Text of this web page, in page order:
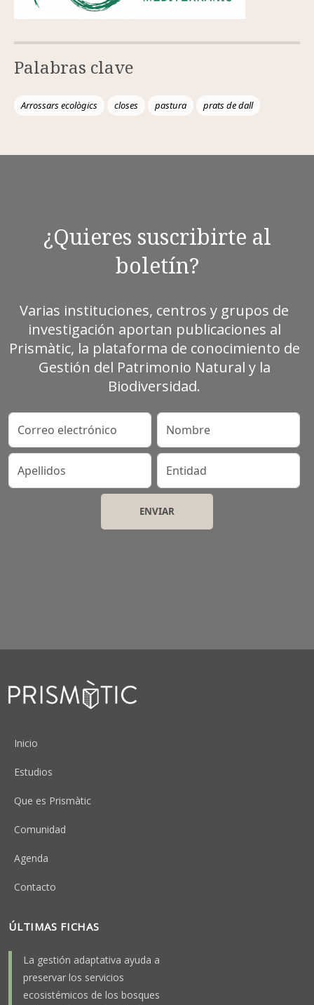
Palabras clave
Arrossars ecològics closes pastura prats de dall
¿Quieres suscribirte al
boletín?
Varias instituciones, centros y grupos de
investigación aportan publicaciones al
Prismàtic, la plataforma de conocimiento de
Gestión del Patrimonio Natural y la
Biodiversidad.
Correo electrónico Nombre
Apellidos Entidad
Peu
Inicio
Estudios
Que es Prismàtic
Comunidad
Agenda
Contacto
ÚLTIMAS FICHAS
La gestión adaptativa ayuda a
preservar los servicios
ecosistémicos de los bosques